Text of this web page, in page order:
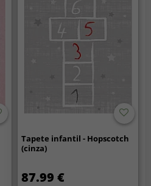
Tapete infantil - Hopscotch
(cinza)
87.99 €